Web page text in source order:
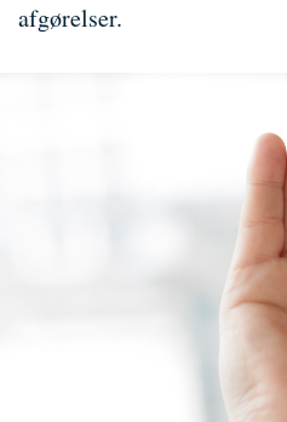
afgørelser.